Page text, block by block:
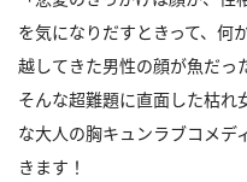
を気になりだすときって、何
越してきた男性の顔が魚だっ
そんな超難題に直面した枯れ
な大人の胸キュンラブコメデ
きます！